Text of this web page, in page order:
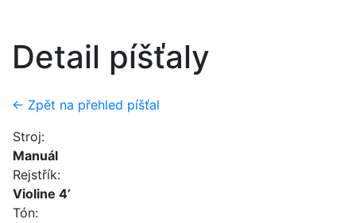
Detail píšťaly
← Zpět na přehled píšťal
Stroj:
Manuál
Rejstřík:
Violine 4’
Tón: